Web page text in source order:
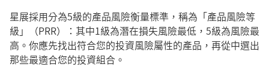
星展採用分為5級的產品風險衡量標準，稱為「產品風險等
級」（PRR）：其中1級為潛在損失風險最低，5級為風險最
高。你應先找出符合您的投資風險屬性的產品，再從中選出
那些最適合您的投資組合。